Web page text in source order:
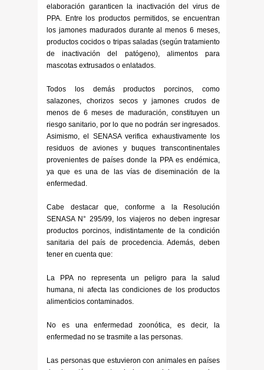
elaboración garanticen la inactivación del virus de
PPA. Entre los productos permitidos, se encuentran
los jamones madurados durante al menos 6 meses,
productos cocidos o tripas saladas (según tratamiento
de inactivación del patógeno), alimentos para
mascotas extrusados o enlatados.
Todos los demás productos porcinos, como
salazones, chorizos secos y jamones crudos de
menos de 6 meses de maduración, constituyen un
riesgo sanitario, por lo que no podrán ser ingresados.
Asimismo, el SENASA verifica exhaustivamente los
residuos de aviones y buques transcontinentales
provenientes de países donde la PPA es endémica,
ya que es una de las vías de diseminación de la
enfermedad.
Cabe destacar que, conforme a la Resolución
SENASA N° 295/99, los viajeros no deben ingresar
productos porcinos, indistintamente de la condición
sanitaria del país de procedencia. Además, deben
tener en cuenta que:
La PPA no representa un peligro para la salud
humana, ni afecta las condiciones de los productos
alimenticios contaminados.
No es una enfermedad zoonótica, es decir, la
enfermedad no se trasmite a las personas.
Las personas que estuvieron con animales en países